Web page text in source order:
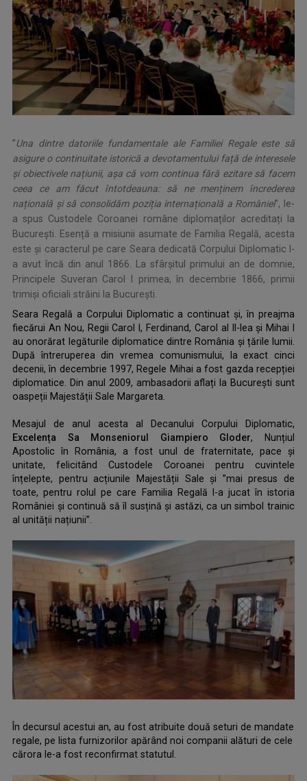
”Una dintre datoriile fundamentale ale Familiei Regale este să
asigure o continuitate istorică a devotamentului față de interesele
și obiectivele națiunii, așa că vom continua fără ezitare să facem
ceea ce am făcut întotdeauna: să ne menținem încrederea
națională și să consolidăm poziția internațională a României”, le-
a spus Custodele Coroanei române diplomaților acreditați la
București. Esență a misiunii asumate de Familia Regală, acesta
este și caracterul pe care Seara dedicată Corpului Diplomatic l-
a avut încă din anul 1866. La sfârșitul primului an de domnie,
Principele Suveran Carol I primea, în decembrie 1866, primii
trimiși oficiali străini la București.
Seara Regală a Corpului Diplomatic a continuat și, în preajma
fiecărui An Nou, Regii Carol I, Ferdinand, Carol al II-lea și Mihai I
au onorărat legăturile diplomatice dintre România și țările lumii.
După întreruperea din vremea comunismului, la exact cinci
decenii, în decembrie 1997, Regele Mihai a fost gazda recepției
diplomatice. Din anul 2009, ambasadorii aflați la București sunt
oaspeții Majestății Sale Margareta.
Mesajul de anul acesta al Decanului Corpului Diplomatic,
Excelența Sa Monseniorul Giampiero Gloder, Nunțiul
Apostolic în România, a fost unul de fraternitate, pace și
unitate, felicitând Custodele Coroanei pentru cuvintele
înțelepte, pentru acțiunile Majestății Sale și ”mai presus de
toate, pentru rolul pe care Familia Regală l-a jucat în istoria
României și continuă să îl susțină și astăzi, ca un simbol trainic
al unității națiunii”.
În decursul acestui an, au fost atribuite două seturi de mandate
regale, pe lista furnizorilor apărând noi companii alături de cele
cărora le-a fost reconfirmat statutul.